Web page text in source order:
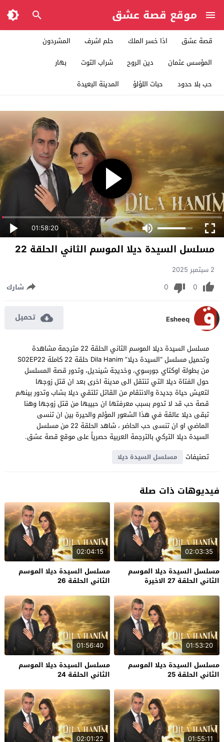
موقع قصة عشق
قصة عشق اذا خسر الملك حلم اشرف
المشردون
المؤسس عثمان
دين الروح شراب التوت
بهار
حب بلا حدود
حبات اللؤلؤ المدينة البعيدة
01:58:20
مسلسل السيدة ديلا الموسم الثاني الحلقة 22
2 سبتمبر 2025
0
0 شارك
Esheeq تحميل
مسلسل السيدة ديلا الموسم الثاني الحلقة 22 مترجمة مشاهدة
وتحميل مسلسل “السيدة ديلا” Dila Hanim حلقة 22 كاملة S02EP22
من بطولة اوكتاي جورسوي، وخديجة شينديل، وتدور قصة المسلسل
حول الفتاة ديلا التي تنتقل الى مدينة اخرى بعد ان قتل زوجها
لتعيش حياة جديدة والانتقام من القاتل تلتقي ديلا بشاب وتدور بينهم
قصة حب قد لا تدوم بسبب معرفتها ان حبيبها من قتل زوجها وهنا
تبقى ديلا عالقة في هذا الشعور المؤلم والحيرة بين ان تنسى
الماضي او ان تنسى حب الحاضر ، شاهد الحلقة 22 من مسلسل
السيدة ديلا التركي بالترجمة العربية حصرياً على موقع قصة عشق.
تصنيفات
مسلسل السيدة ديلا
فيديوهات ذات صلة
02:03:35
مسلسل السيدة ديلا الموسم
الثاني الحلقة 27 الاخيرة
02:04:15
مسلسل السيدة ديلا الموسم
الثاني الحلقة 26
01:53:20
مسلسل السيدة ديلا الموسم
الثاني الحلقة 25
01:56:40
مسلسل السيدة ديلا الموسم
الثاني الحلقة 24
01:55:11
02:01:22